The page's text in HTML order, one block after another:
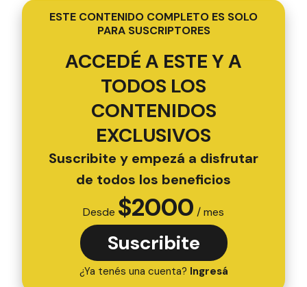
ESTE CONTENIDO COMPLETO ES SOLO
PARA SUSCRIPTORES
ACCEDÉ A ESTE Y A
TODOS LOS
CONTENIDOS
EXCLUSIVOS
Suscribite y empezá a disfrutar
de todos los beneficios
Desde $2000 / mes
Suscribite
¿Ya tenés una cuenta? Ingresá